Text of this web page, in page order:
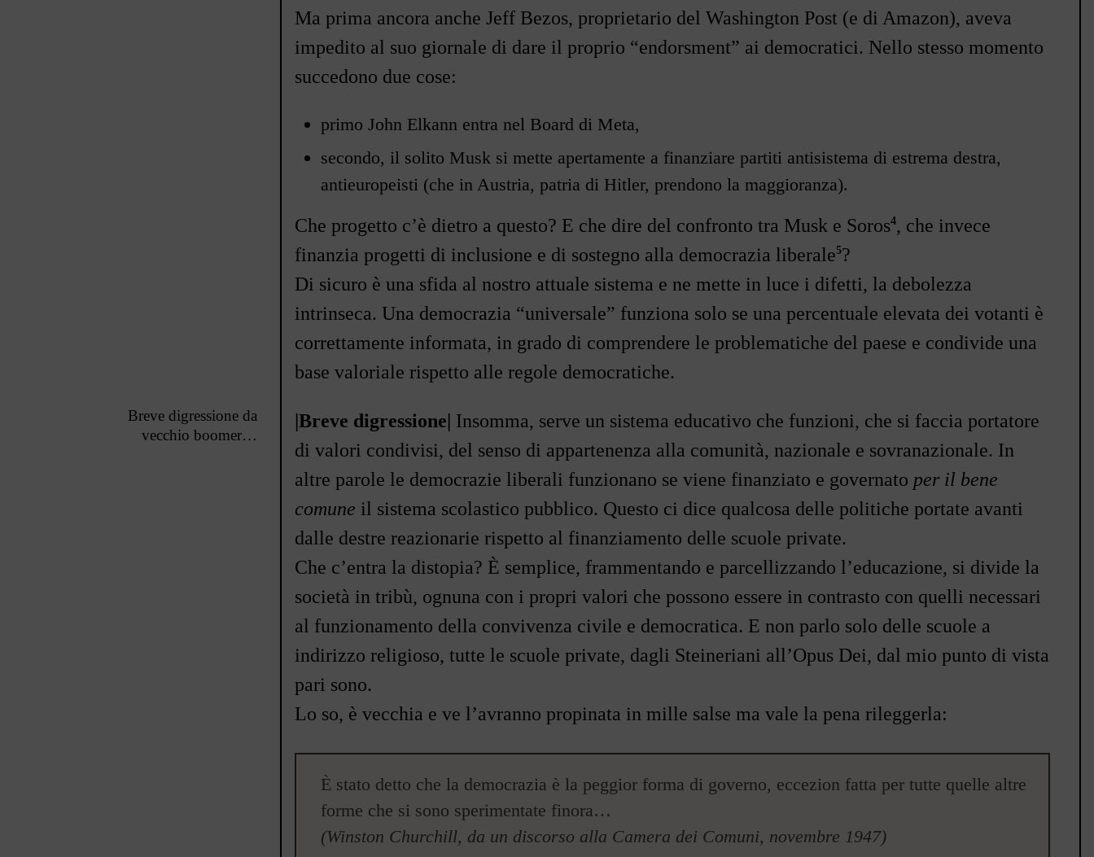
Ma prima ancora anche Jeff Bezos, proprietario del Washington Post (e di Amazon), aveva
impedito al suo giornale di dare il proprio “endorsment” ai democratici. Nello stesso momento
succedono due cose:
primo John Elkann entra nel Board di Meta,
secondo, il solito Musk si mette apertamente a finanziare partiti antisistema di estrema destra,
antieuropeisti (che in Austria, patria di Hitler, prendono la maggioranza).
Che progetto c’è dietro a questo? E che dire del confronto tra Musk e Soros4, che invece
finanzia progetti di inclusione e di sostegno alla democrazia liberale5?
Di sicuro è una sfida al nostro attuale sistema e ne mette in luce i difetti, la debolezza
intrinseca. Una democrazia “universale” funziona solo se una percentuale elevata dei votanti è
correttamente informata, in grado di comprendere le problematiche del paese e condivide una
base valoriale rispetto alle regole democratiche.
Breve digressione da
vecchio boomer…
|Breve digressione| Insomma, serve un sistema educativo che funzioni, che si faccia portatore
di valori condivisi, del senso di appartenenza alla comunità, nazionale e sovranazionale. In
altre parole le democrazie liberali funzionano se viene finanziato e governato per il bene
comune il sistema scolastico pubblico. Questo ci dice qualcosa delle politiche portate avanti
dalle destre reazionarie rispetto al finanziamento delle scuole private.
Che c’entra la distopia? È semplice, frammentando e parcellizzando l’educazione, si divide la
società in tribù, ognuna con i propri valori che possono essere in contrasto con quelli necessari
al funzionamento della convivenza civile e democratica. E non parlo solo delle scuole a
indirizzo religioso, tutte le scuole private, dagli Steineriani all’Opus Dei, dal mio punto di vista
pari sono.
Lo so, è vecchia e ve l’avranno propinata in mille salse ma vale la pena rileggerla:
È stato detto che la democrazia è la peggior forma di governo, eccezion fatta per tutte quelle altre
forme che si sono sperimentate finora…
(Winston Churchill, da un discorso alla Camera dei Comuni, novembre 1947)